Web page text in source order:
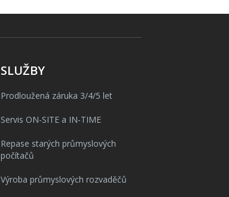
SLUŽBY
Prodloužená záruka 3/4/5 let
Servis ON-SITE a IN-TIME
Repase starých průmyslových
počítačů
Výroba průmyslových rozvaděčů